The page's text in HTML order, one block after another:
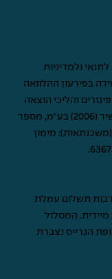
ולמדיניות
בפירעון ההלוואה
והליכי הוצאה
לפועל. הגורם המממן: מימון ישיר מקבוצת ישיר (2006) בע"מ, מספר
(משכנתאות): מימון
תשלום עמלת
המסלול
הגרייס נצברת